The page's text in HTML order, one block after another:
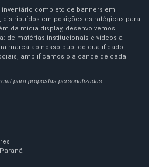
completo de banners em
em posições estratégicas para
da mídia display, desenvolvemos
de matérias institucionais e vídeos a
marca ao nosso público qualificado.
amplificamos o alcance de cada
para propostas personalizadas.